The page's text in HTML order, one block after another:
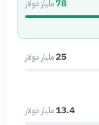
78مليار دولار
25مليار دولار
13.4مليار دولار